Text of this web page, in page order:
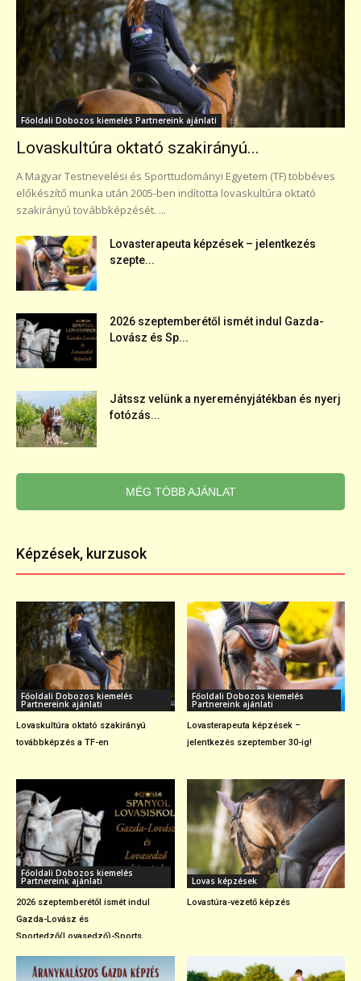
Főoldali Dobozos kiemelés Partnereink ajánlati
Lovaskultúra oktató szakirányú...
A Magyar Testnevelési és Sporttudományi Egyetem (TF) többéves
előkészítő munka után 2005-ben indította lovaskultúra oktató
szakirányú továbbképzését. ...
Lovasterapeuta képzések – jelentkezés
szepte...
2026 szeptemberétől ismét indul Gazda-
Lovász és Sp...
Játssz velünk a nyereményjátékban és nyerj
fotózás...
MÉG TÖBB AJÁNLAT
Képzések, kurzusok
Főoldali Dobozos kiemelés
Partnereink ajánlati
Lovaskultúra oktató szakirányú
továbbképzés a TF-en
Főoldali Dobozos kiemelés
Partnereink ajánlati
Lovasterapeuta képzések –
jelentkezés szeptember 30-ig!
Főoldali Dobozos kiemelés
Partnereink ajánlati
2026 szeptemberétől ismét indul
Gazda-Lovász és
Sportedző(Lovasedző)-Sports...
Lovas képzések
Lovastúra-vezető képzés